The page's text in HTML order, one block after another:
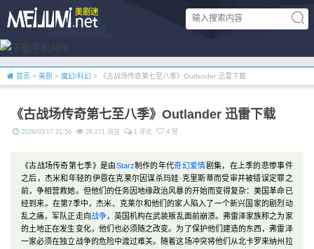
首页 > 美剧 > 魔幻/科幻 > 《古战场传奇第七至八季》Outlander 迅雷下载
《古战场传奇第七至八季》Outlander 迅雷下载
2026/05/17 21:50 26,271 浏览 1 评论 4 赞
《古战场传奇第七季》是由Starz制作的年代奇幻爱情剧集，在上季的悲惨事件
之后，杰米和年轻的伊恩在克莱尔因谋杀玛娃·克里斯蒂而受审并被错误定罪之
前，争相营救她。但他们的任务因地缘政治风暴的开始而变得复杂：美国革命已
经到来。在第7季中，杰米、克莱尔和他们的家人陷入了一个新兴国家的剧烈动
乱之痛，军队正走向战争，英国机构在武装叛乱面前崩溃。弗雷泽家族称之为家
的土地正在发生变化，他们也必须随之改变。为了保护他们建造的东西，弗雷泽
一家必须在独立战争的危险中渡过难关。随着这场冲突将他们从北卡罗来纳州拉